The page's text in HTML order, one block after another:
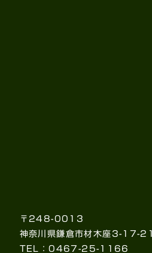
〒248-0013
神奈川県鎌倉市材木座3-17-21
TEL：0467-25-1166